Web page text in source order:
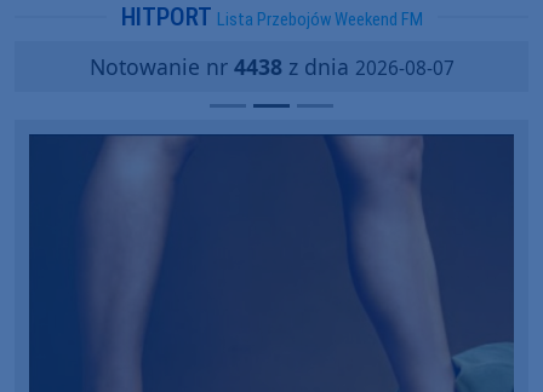
HITPORT Lista Przebojów Weekend FM
Notowanie nr 4438z dnia 2026-08-07